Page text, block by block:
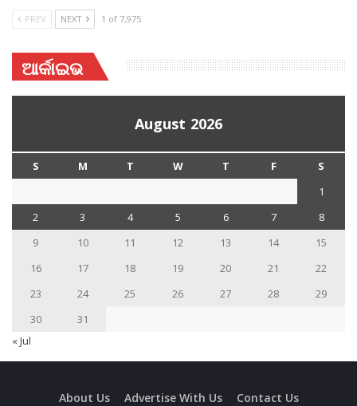
PREV NEXT 1 of 7,975
ଆର୍କାଇଭ
August 2026
S M T W T F
S
1
2
3 4 5 6 7
8
9
10 11 12 13 14
15
16
17 18 19 20 21
22
23
24 25 26 27 28
29
30
31
« Jul
About Us Advertise With Us Contact Us